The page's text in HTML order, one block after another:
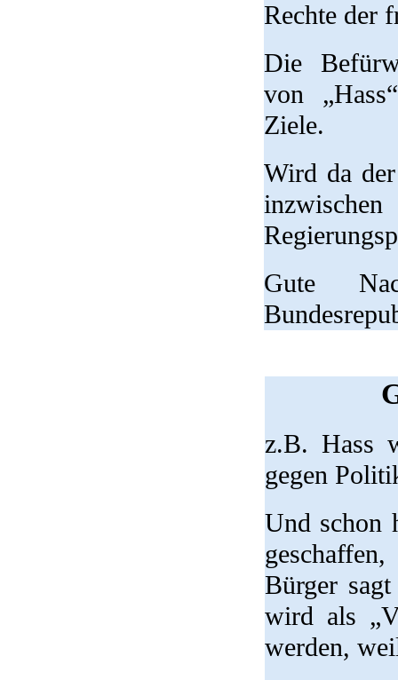
Rechte der
Die
von
Ziele.
Wird da
Gute
z.B. Hass
gegen
Und schon
Bürger
wird als
werden,